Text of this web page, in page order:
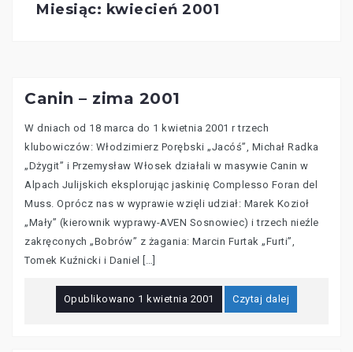
Miesiąc: kwiecień 2001
Canin – zima 2001
W dniach od 18 marca do 1 kwietnia 2001 r trzech
klubowiczów: Włodzimierz Porębski „Jacóś”, Michał Radka
„Dżygit” i Przemysław Włosek działali w masywie Canin w
Alpach Julijskich eksplorując jaskinię Complesso Foran del
Muss. Oprócz nas w wyprawie wzięli udział: Marek Kozioł
„Mały” (kierownik wyprawy-AVEN Sosnowiec) i trzech nieźle
zakręconych „Bobrów” z żagania: Marcin Furtak „Furti”,
Tomek Kuźnicki i Daniel […]
Opublikowano 1 kwietnia 2001 Czytaj dalej